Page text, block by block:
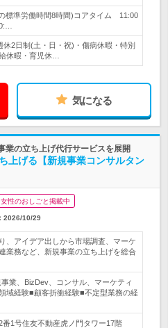
標準労働時間8時間)コアタイム 11:00
休2日制(土・日・祝)・傷病休暇・特別
休暇・育児休…
気になる
業の立ち上げ代行サービスを展開
上げる【新規事業コンサルタン
女性のおしごと掲載中
2026/10/29
、アイデア出しから市場調査、マーケ
業務など、新規事業の立ち上げを総合
業、BizDev、コンサル、マーケティ
域経験■顧客折衝経験■不定型業務の経
1号住友不動産虎ノ門タワー17階